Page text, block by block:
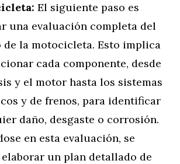
El siguiente paso es
una evaluación completa del
de la motocicleta. Esto implica
cada componente, desde
y el motor hasta los sistemas
y de frenos, para identificar
daño, desgaste o corrosión.
en esta evaluación, se
un plan detallado de